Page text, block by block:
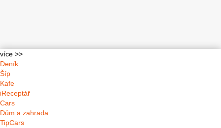
více >>
Deník
Šíp
Kafe
iReceptář
Cars
Dům a zahrada
TipCars